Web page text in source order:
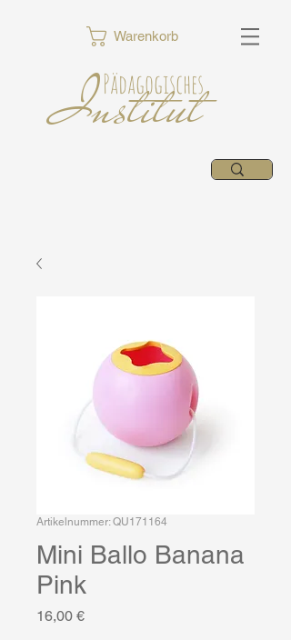
Warenkorb
Pädagogisches
Institut
Artikelnummer: QU171164
Mini Ballo Banana
Pink
16,00 €Preis